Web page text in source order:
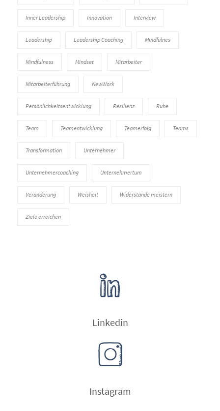
Inner Leadership Innovation Interview
Leadership Leadership Coaching Mindfulnes
Mindfulness Mindset Mitarbeiter
Mitarbeiterführung NewWork
Persönlichkeitsentwicklung Resilienz Ruhe
Team Teamentwicklung Teamerfolg Teams
Transformation Unternehmer
Unternehmercoaching Unternehmertum
Veränderung Weisheit Widerstände meistern
Ziele erreichen
Linkedin
Instagram